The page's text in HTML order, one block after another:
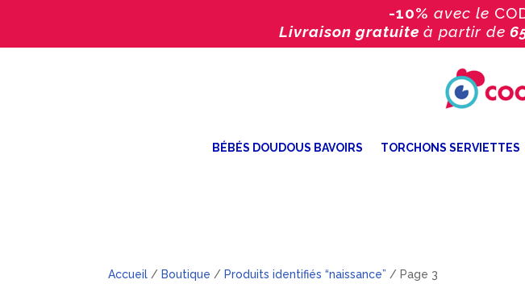
-10% avec le
Livraison gratuite à partir de
BÉBÉS DOUDOUS BAVOIRS TORCHONS SERVIETTES
Accueil / Boutique / Produits identifiés “naissance” / Page 3